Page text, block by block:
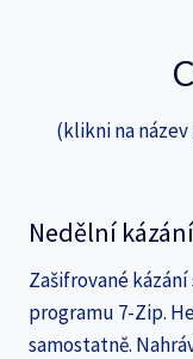
(klikni na
Nedělní
Zašifrované
programu 7-Zip.
samostatně.